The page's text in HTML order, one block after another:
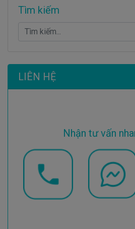
Tìm kiếm
LIÊN HỆ
Nhận tư vấn